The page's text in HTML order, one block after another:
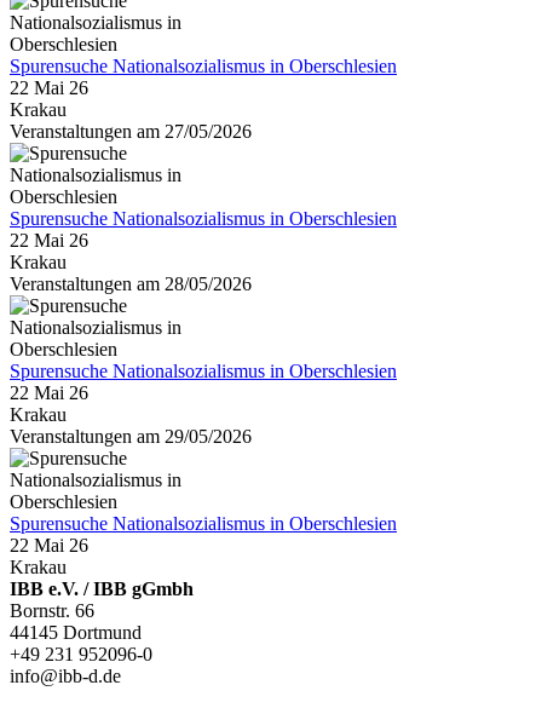
Spurensuche Nationalsozialismus in Oberschlesien
22 Mai 26
Krakau
Veranstaltungen am 27/05/2026
Spurensuche Nationalsozialismus in Oberschlesien
22 Mai 26
Krakau
Veranstaltungen am 28/05/2026
Spurensuche Nationalsozialismus in Oberschlesien
22 Mai 26
Krakau
Veranstaltungen am 29/05/2026
Spurensuche Nationalsozialismus in Oberschlesien
22 Mai 26
Krakau
IBB e.V. / IBB gGmbh
Bornstr. 66
44145 Dortmund
+49 231 952096-0
info@ibb-d.de